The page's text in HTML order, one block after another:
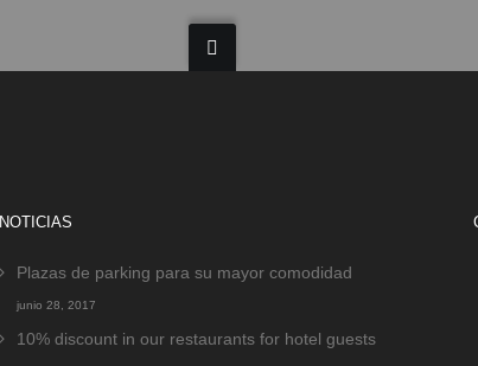
NOTICIAS
Plazas de parking para su mayor comodidad
junio 28, 2017
10% discount in our restaurants for hotel guests